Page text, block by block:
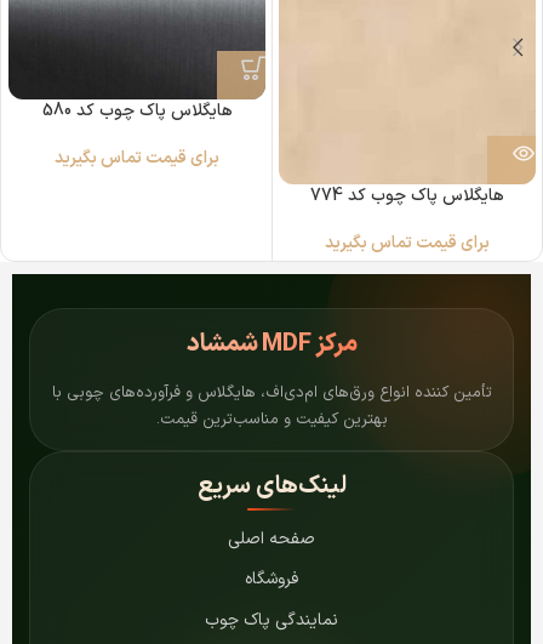
هایگلاس پاک چوب کد 774
برای قیمت تماس بگیرید
هایگلاس پاک چوب کد 580
برای قیمت تماس بگیرید
مرکزMDF شمشاد
تأمین کننده انواع ورق‌های ام‌دی‌اف، هایگلاس و فرآورده‌های چوبی با
بهترین کیفیت و مناسب‌ترین قیمت.
لینک‌های سریع
صفحه اصلی
فروشگاه
نمایندگی پاک چوب